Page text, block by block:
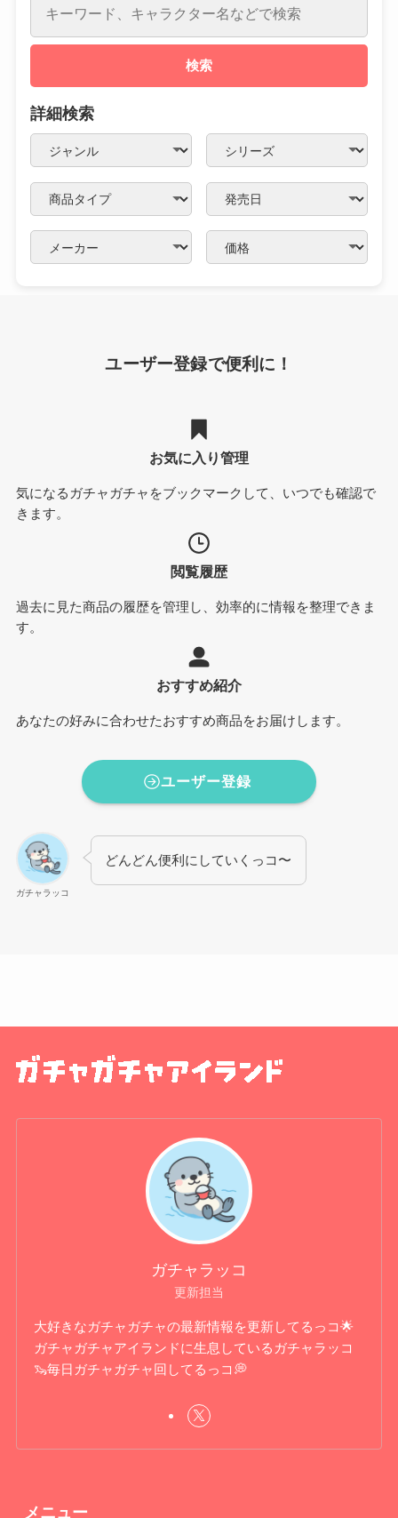
検索
詳細検索
ユーザー登録で便利に！
お気に入り管理
気になるガチャガチャをブックマークして、いつでも確認で
きます。
閲覧履歴
過去に見た商品の履歴を管理し、効率的に情報を整理できま
す。
おすすめ紹介
あなたの好みに合わせたおすすめ商品をお届けします。
ユーザー登録
ガチャラッコ
どんどん便利にしていくっコ〜
ガチャラッコ
更新担当
大好きなガチャガチャの最新情報を更新してるっコ🌟
ガチャガチャアイランドに生息しているガチャラッコ
🦦毎日ガチャガチャ回してるっコ💭
メニュー